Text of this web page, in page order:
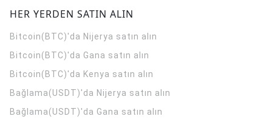
HER YERDEN SATIN ALIN
Bitcoin(BTC)'da Nijerya satın alın
Bitcoin(BTC)'da Gana satın alın
Bitcoin(BTC)'da Kenya satın alın
Bağlama(USDT)'da Nijerya satın alın
Bağlama(USDT)'da Gana satın alın